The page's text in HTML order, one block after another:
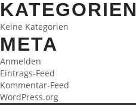
KATEGORIEN
Keine Kategorien
META
Anmelden
Eintrags-Feed
Kommentar-Feed
WordPress.org